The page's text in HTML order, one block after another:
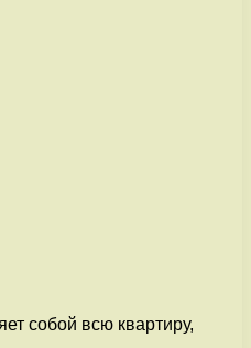
собой всю квартиру,